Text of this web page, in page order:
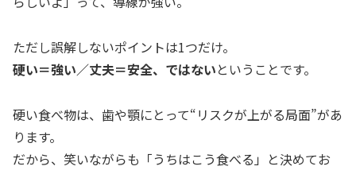
ただし誤解しないポイントは1つだけ。
硬い＝強い／丈夫＝安全、ではないということです。
硬い食べ物は、歯や顎にとって“リスクが上がる局面”があ
ります。
だから、笑いながらも「うちはこう食べる」と決めてお